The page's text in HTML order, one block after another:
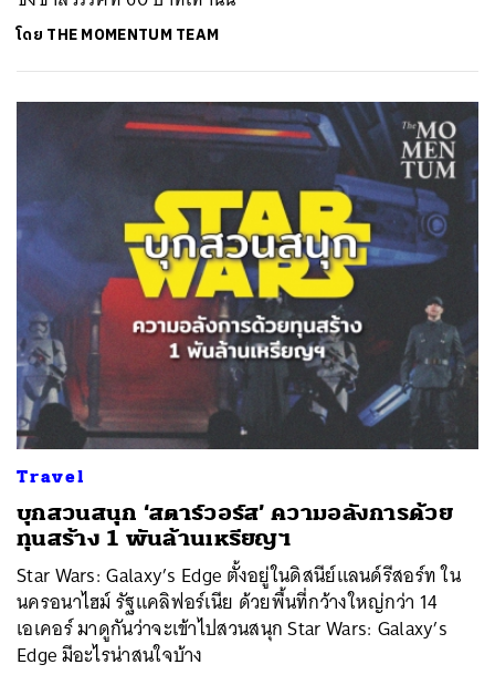
โดย THE MOMENTUM TEAM
Travel
บุกสวนสนุก ‘สตาร์วอร์ส’ ความอลังการด้วย
ทุนสร้าง 1 พันล้านเหรียญฯ
Star Wars: Galaxy’s Edge ตั้งอยู่ในดิสนีย์แลนด์รีสอร์ท ใน
นครอนาไฮม์ รัฐแคลิฟอร์เนีย ด้วยพื้นที่กว้างใหญ่กว่า 14
เอเคอร์ มาดูกันว่าจะเข้าไปสวนสนุก Star Wars: Galaxy’s
Edge มีอะไรน่าสนใจบ้าง
SHARE TWEET LINE EMAIL